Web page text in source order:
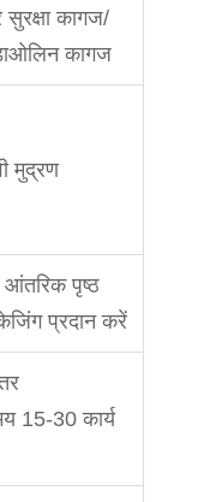
कागज/
कागज
मुद्रण
आंतरिक पृष्ठ
प्रदान करें
15-30 कार्य